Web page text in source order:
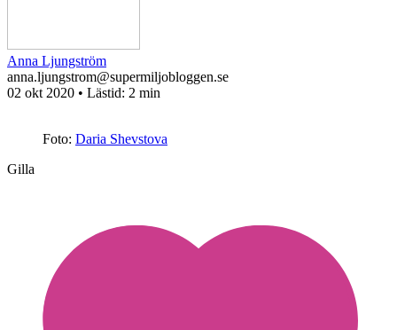
Anna Ljungström
anna.ljungstrom@supermiljobloggen.se
02 okt 2020 • Lästid: 2 min
Foto: Daria Shevstova
Gilla